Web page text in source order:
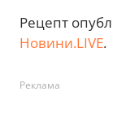
Рецепт
Новини.LIVE.
Реклама